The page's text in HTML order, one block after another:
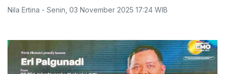
Nila Ertina - Senin 03 November 2025 17:24 WIB